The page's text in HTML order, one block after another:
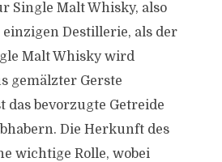
Single Malt Whisky, also
Destillerie, als der
Malt Whisky wird
gemälzter Gerste
das bevorzugte Getreide
Die Herkunft des
wichtige Rolle, wobei